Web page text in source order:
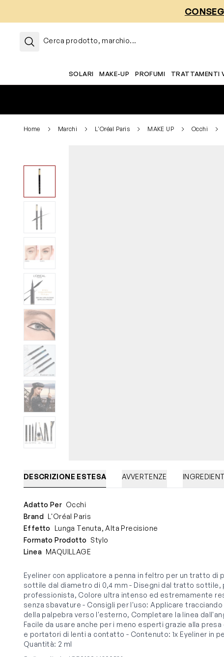
Cerca prodotto, marchio...
SOLARI MAKE-UP PROFUMI TRATTAMENTI
Home Marchi L'Oréal Paris MAKE UP Occhi
View larger image
View larger image
View larger image
View larger image
View larger image
View larger image
View larger image
View larger image
DESCRIZIONE ESTESA AVVERTENZE
Adatto Per Occhi
Brand L'Oréal Paris
Effetto
Lunga Tenuta, Alta Precisione
Formato Prodotto Stylo
Linea MAQUILLAGE
Eyeliner con applicatore a penna in feltro per un tratto di
sottile dal diametro di 0,4 mm - Disegni dal tratto sottile,
professionista, Colore ultra intenso ed estremamente
senza sbavature - Consigli per l'uso: Applicare
della palpebra verso l'esterno, Completare la linea
Facile da usare anche per i meno esperti grazie alla
e portatori di lenti a contatto - Contenuto: 1x Eyeliner in
Quantità: 2 ml